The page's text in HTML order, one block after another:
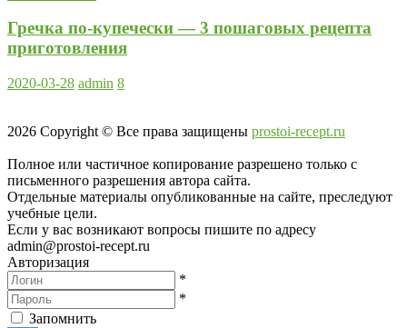
Гречка по-купечески — 3 пошаговых рецепта
приготовления
2020-03-28 admin 8
2026 Copyright © Все права защищены prostoi-recept.ru
Полное или частичное копирование разрешено только с
письменного разрешения автора сайта.
Отдельные материалы опубликованные на сайте, преследуют
учебные цели.
Если у вас возникают вопросы пишите по адресу
admin@prostoi-recept.ru
Авторизация
*
*
Запомнить